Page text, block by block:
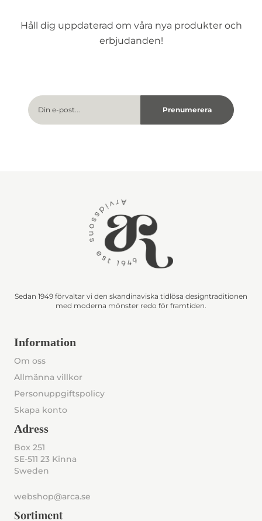
Håll dig uppdaterad om våra nya produkter och
erbjudanden!
Sedan 1949 förvaltar vi den skandinaviska tidlösa designtraditionen
med moderna mönster redo för framtiden.
Information
Om oss
Allmänna villkor
Personuppgiftspolicy
Skapa konto
Adress
Box 251
SE-511 23 Kinna
Sweden
webshop@arca.se
Sortiment